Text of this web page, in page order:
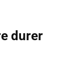
durer